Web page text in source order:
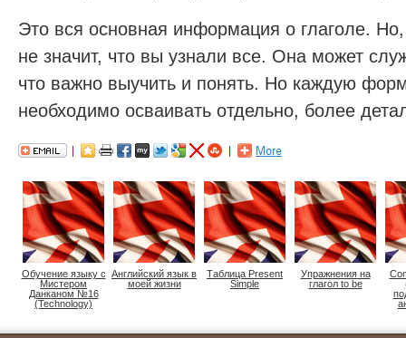
Это вся основная информация о глаголе. Но,
не значит, что вы узнали все. Она может
что важно выучить и понять. Но каждую
необходимо осваивать отдельно, более
Обучение языку с
Мистером
Данканом №16
(Technology)
Английский язык в
моей жизни
Таблица Present
Simple
Упражнения на
глагол to be